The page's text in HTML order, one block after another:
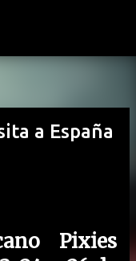
a España
Pixies